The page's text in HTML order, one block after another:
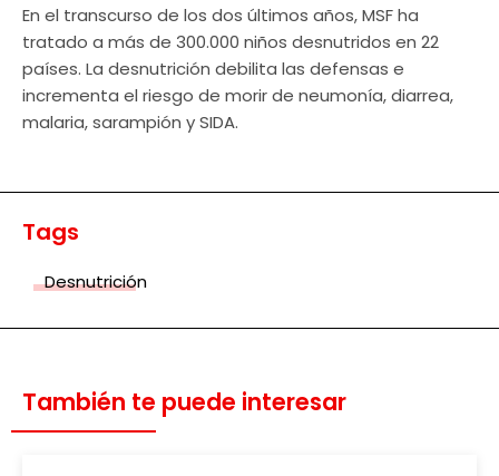
En el transcurso de los dos últimos años, MSF ha
tratado a más de 300.000 niños desnutridos en 22
países. La desnutrición debilita las defensas e
incrementa el riesgo de morir de neumonía, diarrea,
malaria, sarampión y SIDA.
Tags
Desnutrición
También te puede interesar